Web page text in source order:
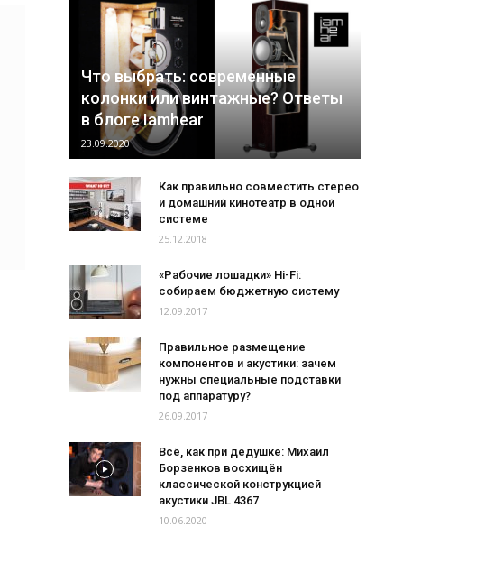
Что выбрать: современные
колонки или винтажные? Ответы
в блоге Iamhear
23.09.2020
Как правильно совместить стерео
и домашний кинотеатр в одной
системе
25.12.2018
«Рабочие лошадки» Hi-Fi:
собираем бюджетную систему
12.09.2017
Правильное размещение
компонентов и акустики: зачем
нужны специальные подставки
под аппаратуру?
26.09.2017
Всё, как при дедушке: Михаил
Борзенков восхищён
классической конструкцией
акустики JBL 4367
10.06.2020